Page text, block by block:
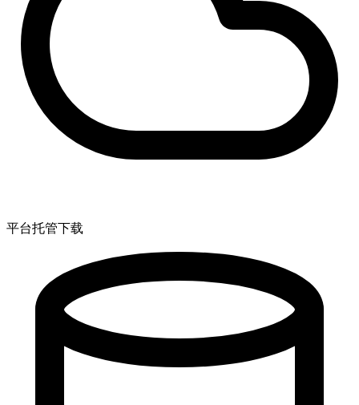
平台托管下载